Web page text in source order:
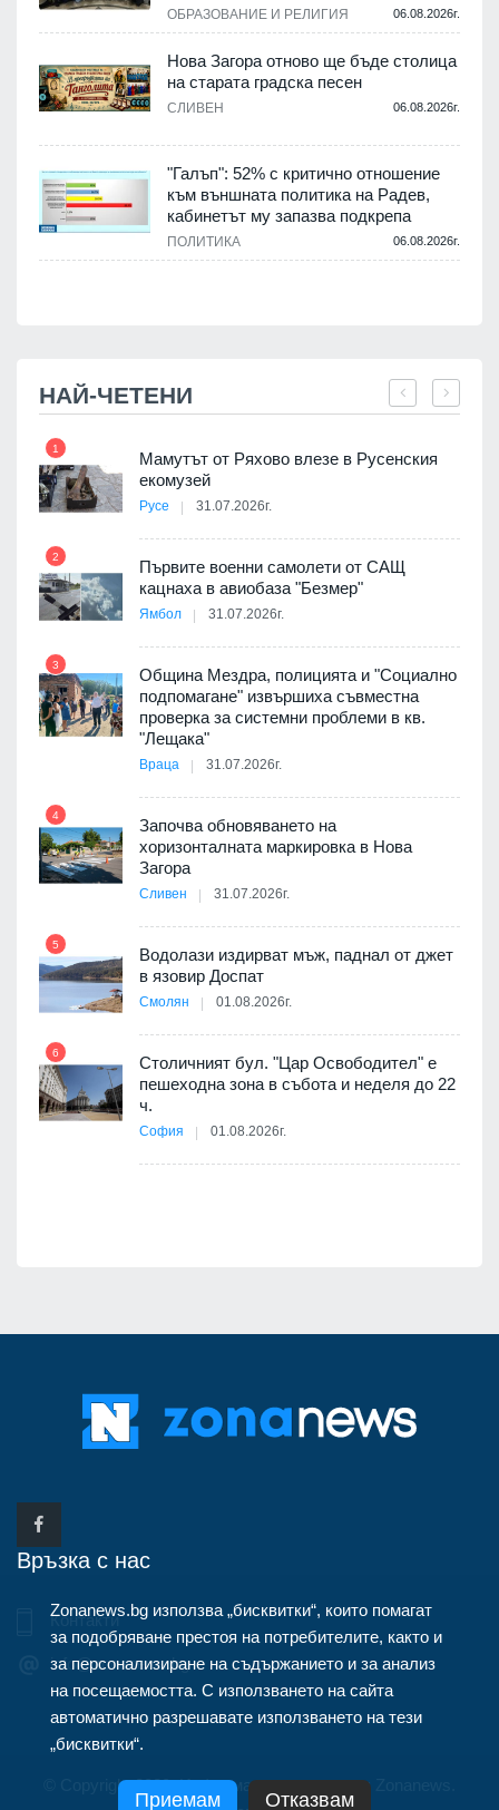
ОБРАЗОВАНИЕ И РЕЛИГИЯ 06.08.2026г.
Нова Загора отново ще бъде столица
на старата градска песен
СЛИВЕН 06.08.2026г.
"Галъп": 52% с критично отношение
към външната политика на Радев,
кабинетът му запазва подкрепа
ПОЛИТИКА 06.08.2026г.
НАЙ-ЧЕТЕНИ
1
Мамутът от Ряхово влезе в Русенския
екомузей
Русе 31.07.2026г.
2
Първите военни самолети от САЩ
кацнаха в авиобаза "Безмер"
Ямбол 31.07.2026г.
3
Община Мездра, полицията и "Социално
подпомагане" извършиха съвместна
проверка за системни проблеми в кв.
"Лещака"
Враца 31.07.2026г.
4
Започва обновяването на
хоризонталната маркировка в Нова
Загора
Сливен 31.07.2026г.
5
Водолази издирват мъж, паднал от джет
в язовир Доспат
Смолян 01.08.2026г.
6
Столичният бул. "Цар Освободител" е
пешеходна зона в събота и неделя до 22
ч.
София 01.08.2026г.
Връзка с нас
Контакти
info@zonanews.bg
© Copyright 2020, Информационна агенция Zonanews.
Zonanews.bg използва „бисквитки“, които помагат
за подобряване престоя на потребителите, както и
за персонализиране на съдържанието и за анализ
на посещаемостта. С използването на сайта
автоматично разрешавате използването на тези
„бисквитки“.
Приемам Отказвам